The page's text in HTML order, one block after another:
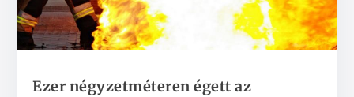
Ezer négyzetméteren égett az